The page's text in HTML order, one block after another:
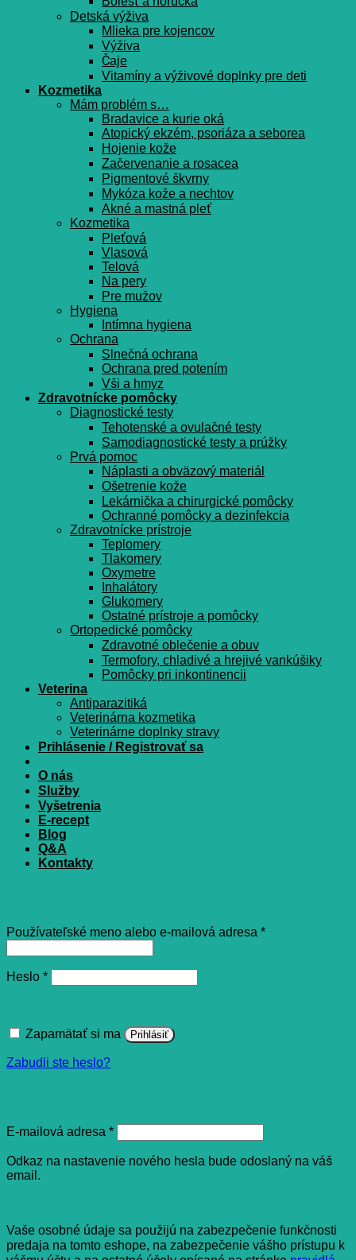
Detská výživa
Mlieka pre kojencov
Výživa
Čaje
Vitamíny a výživové doplnky pre deti
Kozmetika
Mám problém s…
Bradavice a kurie oká
Atopický ekzém, psoriáza a seborea
Hojenie kože
Začervenanie a rosacea
Pigmentové škvrny
Mykóza kože a nechtov
Akné a mastná pleť
Kozmetika
Pleťová
Vlasová
Telová
Na pery
Pre mužov
Hygiena
Intímna hygiena
Ochrana
Slnečná ochrana
Ochrana pred potením
Vši a hmyz
Zdravotnícke pomôcky
Diagnostické testy
Tehotenské a ovulačné testy
Samodiagnostické testy a prúžky
Prvá pomoc
Náplasti a obväzový materiál
Ošetrenie kože
Lekárnička a chirurgické pomôcky
Ochranné pomôcky a dezinfekcia
Zdravotnícke prístroje
Teplomery
Tlakomery
Oxymetre
Inhalátory
Glukomery
Ostatné prístroje a pomôcky
Ortopedické pomôcky
Zdravotné oblečenie a obuv
Termofory, chladivé a hrejivé vankúšiky
Pomôcky pri inkontinencii
Veterina
Antiparazitiká
Veterinárna kozmetika
Veterinárne doplnky stravy
Prihlásenie / Registrovať sa
O nás
Služby
Vyšetrenia
E-recept
Blog
Q&A
Kontakty
Používateľské meno alebo e-mailová adresa *Povinné
Heslo *Povinné
Zapamätať si ma Prihlásiť
Zabudli ste heslo?
E-mailová adresa *Povinné
Odkaz na nastavenie nového hesla bude odoslaný na váš
email.
Vaše osobné údaje sa použijú na zabezpečenie funkčnosti
predaja na tomto eshope, na zabezpečenie vášho prístupu k